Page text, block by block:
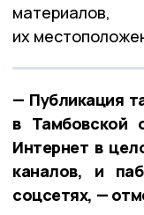
их
— Публикация
в
Интернет в
каналов, и
соцсетях, —